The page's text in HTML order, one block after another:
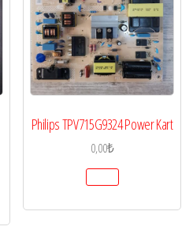
Philips TPV715G9324 Power Kart
0,00₺